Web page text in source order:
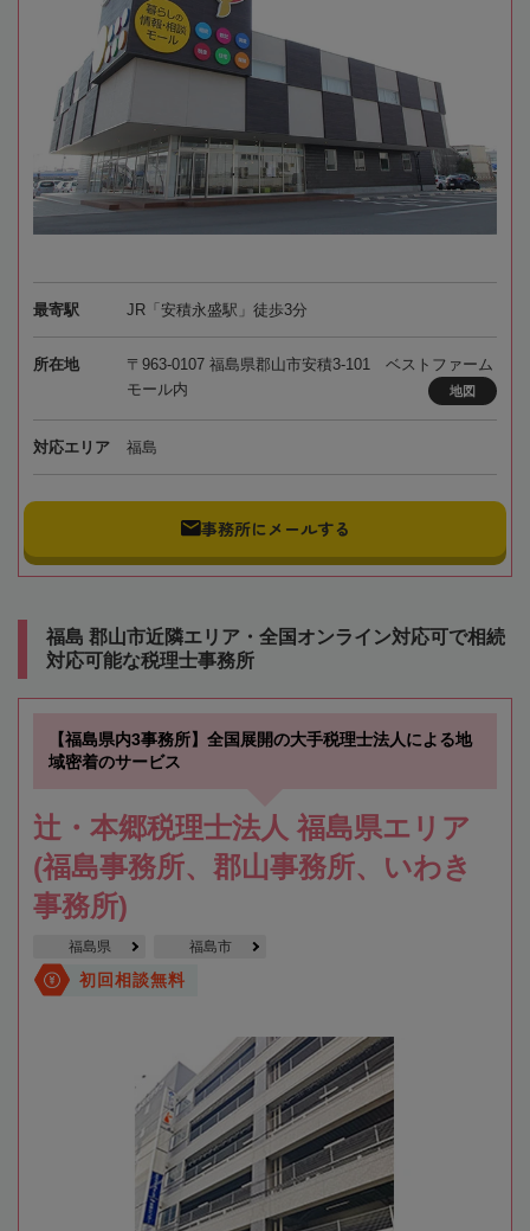
最寄駅 JR「安積永盛駅」徒歩3分
所在地
〒963-0107 福島県郡山市安積3-101 ベストファーム
モール内
地図
対応エリア 福島
事務所にメールする
福島 郡山市近隣エリア・全国オンライン対応可で相続
対応可能な税理士事務所
【福島県内3事務所】全国展開の大手税理士法人による地
域密着のサービス
辻・本郷税理士法人 福島県エリア
(福島事務所、郡山事務所、いわき
事務所)
福島県 福島市
初回相談無料